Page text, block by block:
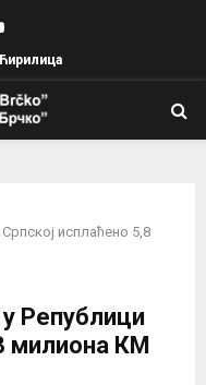
Youtube
исплаћено 5,8
Републици
милиона КМ